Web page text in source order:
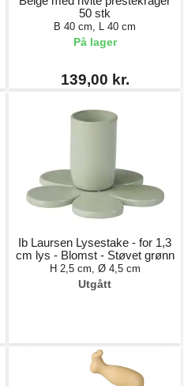
50 stk
B 40 cm, L 40 cm
På lager
139,00 kr.
Ib Laursen Lysestake - for 1,3
cm lys - Blomst - Støvet grønn
H 2,5 cm, Ø 4,5 cm
Utgått